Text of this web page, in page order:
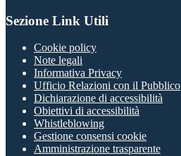
Sezione Link Utili
Cookie policy
Note legali
Informativa Privacy
Ufficio Relazioni con il Pubblico
Dichiarazione di accessibilità
Obiettivi di accessibilità
Whistleblowing
Gestione consensi cookie
Amministrazione trasparente